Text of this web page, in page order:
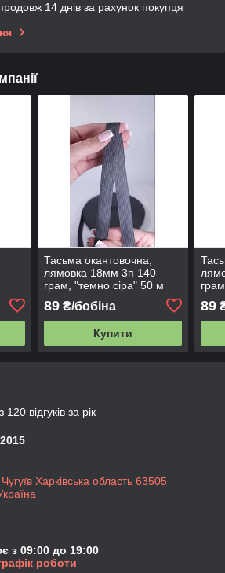
14 днів за рахунок покупця
Тасьма окантовочна,
лямовка 18мм 3п 140
грам, "темно сіра" 50 м
89₴/бобіна
Купити
89
відгуків за рік
Харківська область 63505
з 09:00 до 19:00
роботи